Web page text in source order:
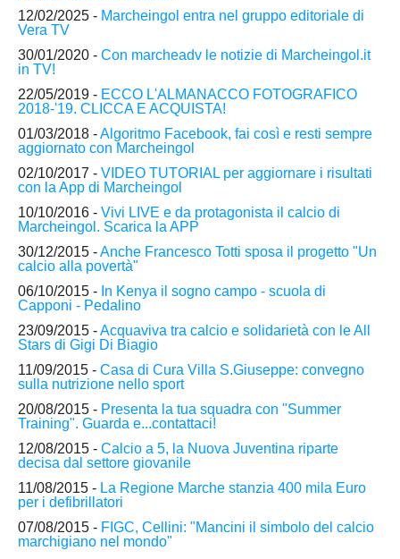
12/02/2025 - Marcheingol entra nel gruppo editoriale di
Vera TV
30/01/2020 - Con marcheadv le notizie di Marcheingol.it
in TV!
22/05/2019 - ECCO L'ALMANACCO FOTOGRAFICO
2018-'19. CLICCA E ACQUISTA!
01/03/2018 -Algoritmo Facebook, fai così e resti sempre
aggiornato con Marcheingol
02/10/2017 - VIDEO TUTORIAL per aggiornare i risultati
con la App di Marcheingol
10/10/2016 - Vivi LIVE e da protagonista il calcio di
Marcheingol. Scarica la APP
30/12/2015 -Anche Francesco Totti sposa il progetto "Un
calcio alla povertà"
06/10/2015 - In Kenya il sogno campo - scuola di
Capponi - Pedalino
23/09/2015 -Acquaviva tra calcio e solidarietà con le All
Stars di Gigi Di Biagio
11/09/2015 - Casa di Cura Villa S.Giuseppe: convegno
sulla nutrizione nello sport
20/08/2015 - Presenta la tua squadra con "Summer
Training". Guarda e...contattaci!
12/08/2015 - Calcio a 5, la Nuova Juventina riparte
decisa dal settore giovanile
11/08/2015 - La Regione Marche stanzia 400 mila Euro
per i defibrillatori
07/08/2015 - FIGC, Cellini: "Mancini il simbolo del calcio
marchigiano nel mondo"